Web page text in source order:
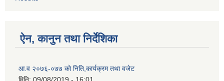
ऐन, कानुन तथा निर्देशिका
आ‍‌.व २०७६-०७७ को निति,कार्यक्रम तथा वजेट